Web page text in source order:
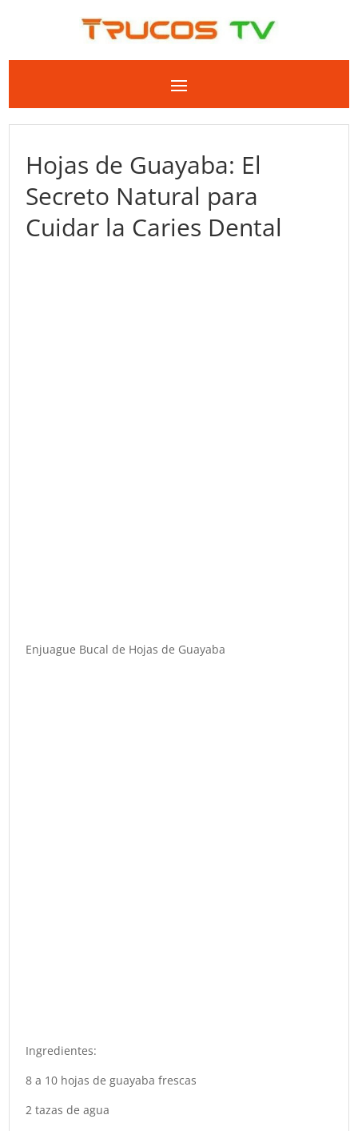
Hojas de Guayaba: El
Secreto Natural para
Cuidar la Caries Dental
Enjuague Bucal de Hojas de Guayaba
Ingredientes:
8 a 10 hojas de guayaba frescas
2 tazas de agua